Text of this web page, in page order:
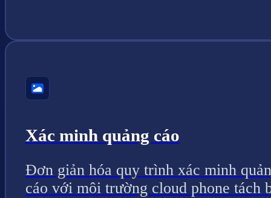
Xác minh quảng cáo
Đơn giản hóa quy trình xác minh
cáo với môi trường cloud phone tách